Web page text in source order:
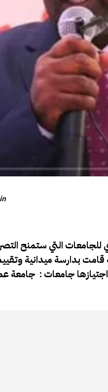
للجامعات التي ستمنح
بدارسة ميدانية
جامعات : جامعة